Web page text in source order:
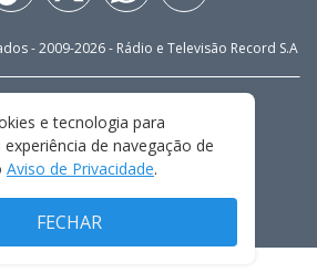
- 2009-2026- Rádio e Televisão Record S.A
E CONDIÇÕES DE USO
e tecnologia para
de navegação de
Aviso de Privacidade.
FECHAR